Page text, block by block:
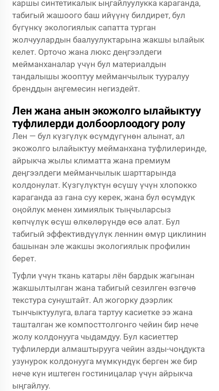
каршы синтетикалык ыңгайлуулукка караганда,
табигый жашоого баш ийүүнү билдирет, бул
бүгүнкү экологиялык сапатта турган
жолчуулардын баалуулуктарына жакшы ылайык
келет. Орточо жана люкс деңгээлдеги
мейманханалар үчүн бул материалдын
тандалышы жооптуу мейманчылык тууралуу
бренддын аңгемесин негиздейт.
Лен жана анын экожолго ылайыктуу
туфлилерди долбоорлоодогу ролу
Лен — бул күзгүлүк өсүмдүгүнөн алынат, ал
экожолго ылайыктуу мейманхана туфлилеринде,
айрыкча жылы климатта жана премиум
деңгээлдеги мейманчылык шарттарында
колдонулат. Күзгүлүктүн өсүшү үчүн хлопокко
караганда аз гана суу керек, жана бул өсүмдүк
оңойлук менен химиялык тыңчыларсыз
көпчүлүк өсүш өлкөлөрүндө өсө алат. Бул
табигый эффективдүүлүк леннин өмүр циклинин
башынан эле жакшы экологиялык профилин
берет.
Туфли үчүн ткань катары лён бардык жагынан
жакшылтылган жана табигый сезилген өзгөчө
текстура сунуштайт. Ал жогорку дээрлик
тынчыктуулуга, влага тартуу касиетке ээ жана
ташталган же компосттолгонго чейин бир нече
жолу колдонууга чыдамдуу. Бул касиеттер
туфлилерди алмаштырууга чейин азды-чоңдукта
узунурок колдонууга мүмкүндүк берген же бир
нече күн иштеген гостиницалар үчүн айрыкча
ыңгайлуу.